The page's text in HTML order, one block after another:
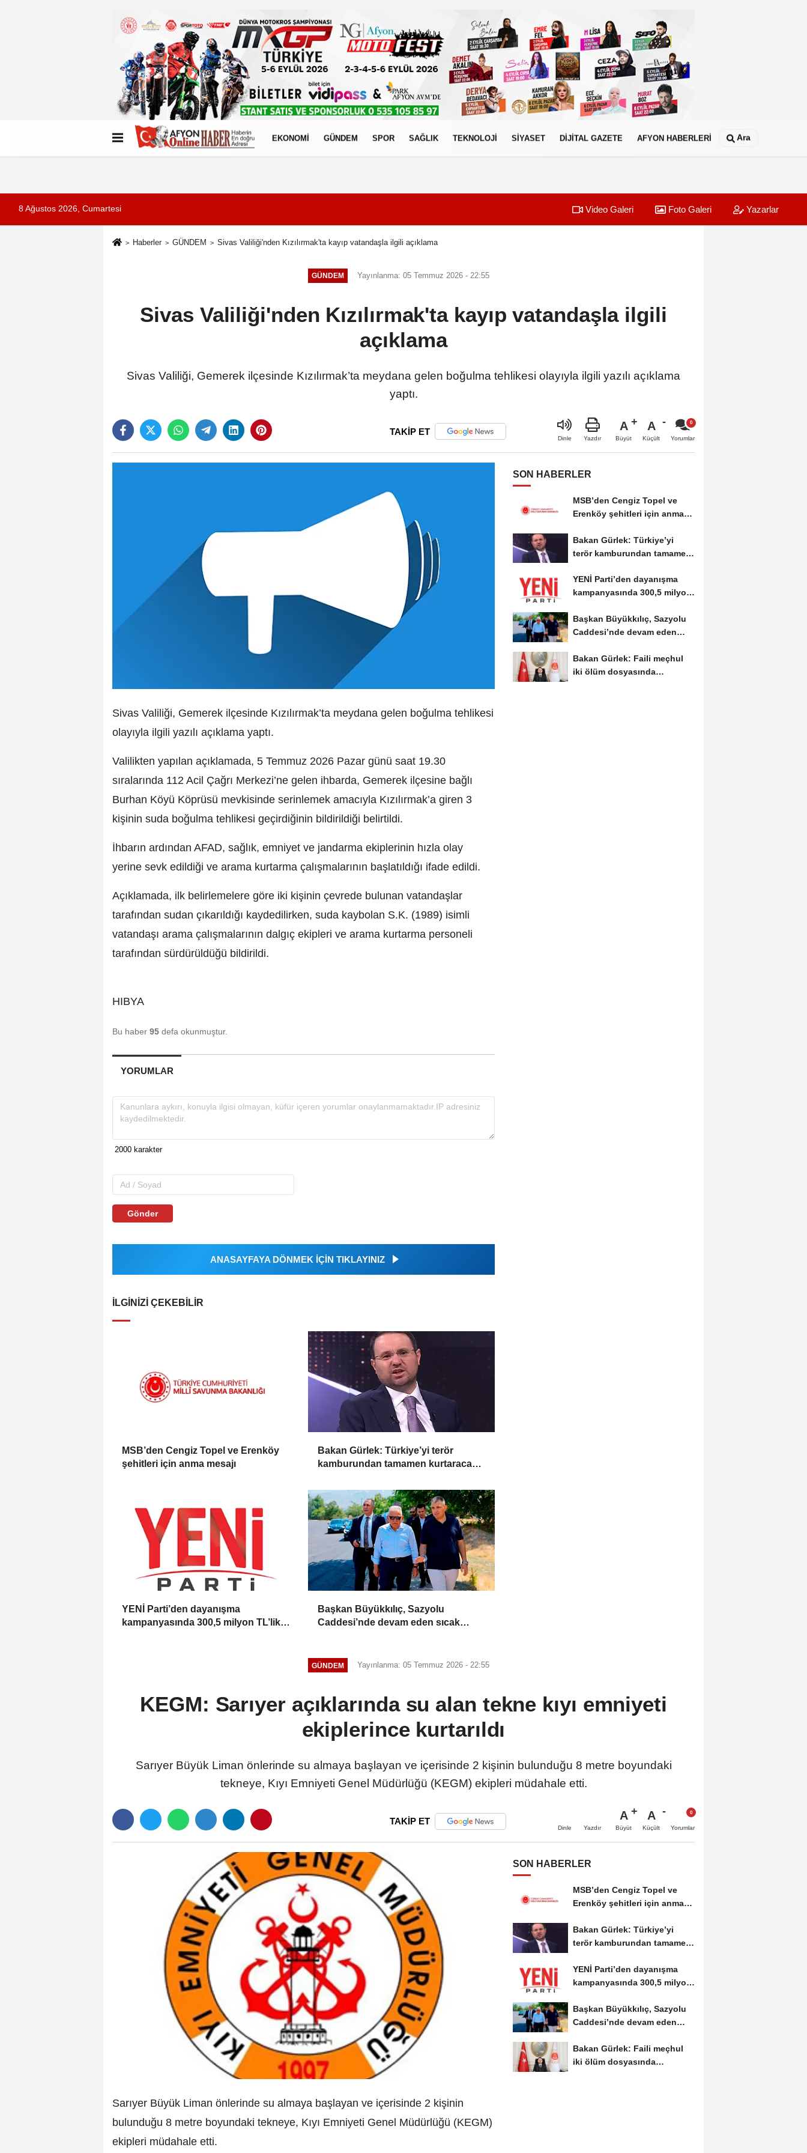
Künye İletişim Çerez Politikası
EKONOMİ GÜNDEM SPOR SAĞLIK TEKNOLOJİ SİYASET DİJİTAL GAZETE AFYON HABERLERİ Ara
8 Ağustos 2026, Cumartesi Video Galeri Foto Galeri Yazarlar
Haberler GÜNDEM Sivas Valiliği'nden Kızılırmak'ta kayıp vatandaşla ilgili açıklama
GÜNDEM Yayınlanma: 05 Temmuz 2026 - 22:55
Sivas Valiliği'nden Kızılırmak'ta kayıp vatandaşla ilgili
açıklama
Sivas Valiliği, Gemerek ilçesinde Kızılırmak’ta meydana gelen boğulma tehlikesi olayıyla ilgili yazılı açıklama
yaptı.
TAKİP ET
Dinle Yazdır
A
Büyüt
A
Küçült Yorumlar
Sivas Valiliği, Gemerek ilçesinde Kızılırmak’ta meydana gelen boğulma tehlikesi
olayıyla ilgili yazılı açıklama yaptı.
Valilikten yapılan açıklamada, 5 Temmuz 2026 Pazar günü saat 19.30
sıralarında 112 Acil Çağrı Merkezi’ne gelen ihbarda, Gemerek ilçesine bağlı
Burhan Köyü Köprüsü mevkisinde serinlemek amacıyla Kızılırmak’a giren 3
kişinin suda boğulma tehlikesi geçirdiğinin bildirildiği belirtildi.
İhbarın ardından AFAD, sağlık, emniyet ve jandarma ekiplerinin hızla olay
yerine sevk edildiği ve arama kurtarma çalışmalarının başlatıldığı ifade edildi.
Açıklamada, ilk belirlemelere göre iki kişinin çevrede bulunan vatandaşlar
tarafından sudan çıkarıldığı kaydedilirken, suda kaybolan S.K. (1989) isimli
vatandaşı arama çalışmalarının dalgıç ekipleri ve arama kurtarma personeli
tarafından sürdürüldüğü bildirildi.
HIBYA
Bu haber 95 defa okunmuştur.
YORUMLAR
Gönder
ANASAYFAYA DÖNMEK İÇİN TIKLAYINIZ
İLGINIZI ÇEKEBILIR
MSB’den Cengiz Topel ve Erenköy
şehitleri için anma mesajı
Bakan Gürlek: Türkiye’yi terör
kamburundan tamamen kurtaracak
YENİ Parti’den dayanışma
kampanyasında 300,5 milyon TL’lik
Başkan Büyükkılıç, Sazyolu
Caddesi’nde devam eden sıcak
SON HABERLER
MSB’den Cengiz Topel ve
Erenköy şehitleri için anma
Bakan Gürlek: Türkiye’yi
terör kamburundan tamamen
YENİ Parti’den dayanışma
kampanyasında 300,5 milyon
Başkan Büyükkılıç, Sazyolu
Caddesi’nde devam eden
Bakan Gürlek: Faili meçhul
iki ölüm dosyasında
GÜNDEM Yayınlanma: 05 Temmuz 2026 - 22:55
KEGM: Sarıyer açıklarında su alan tekne kıyı emniyeti
ekiplerince kurtarıldı
Sarıyer Büyük Liman önlerinde su almaya başlayan ve içerisinde 2 kişinin bulunduğu 8 metre boyundaki
tekneye, Kıyı Emniyeti Genel Müdürlüğü (KEGM) ekipleri müdahale etti.
TAKİP ET
Dinle Yazdır
A
Büyüt
A
Küçült Yorumlar
Sarıyer Büyük Liman önlerinde su almaya başlayan ve içerisinde 2 kişinin
bulunduğu 8 metre boyundaki tekneye, Kıyı Emniyeti Genel Müdürlüğü (KEGM)
ekipleri müdahale etti.
SON HABERLER
MSB’den Cengiz Topel ve
Erenköy şehitleri için anma
Bakan Gürlek: Türkiye’yi
terör kamburundan tamamen
YENİ Parti’den dayanışma
kampanyasında 300,5 milyon
Başkan Büyükkılıç, Sazyolu
Caddesi’nde devam eden
Bakan Gürlek: Faili meçhul
iki ölüm dosyasında